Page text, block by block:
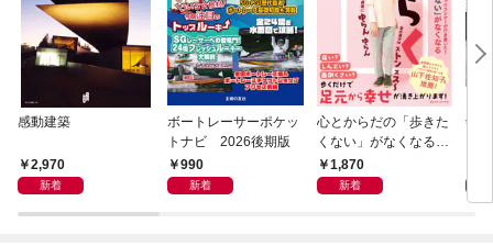
感動建築
2,970
新着
ボートレーサーポケッ
トナビ 2026後期版
990
新着
心とからだの「歩きた
くない」がなくなる
らせん流 ゆるらく歩
き
1,870
新着
剣